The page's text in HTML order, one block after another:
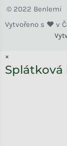
Benlemi
×
Splátková